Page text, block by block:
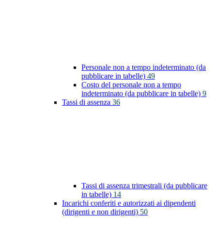
Personale non a tempo indeterminato (da
pubblicare in tabelle) 49
Costo del personale non a tempo
indeterminato (da pubblicare in tabelle) 9
Tassi di assenza 36
Tassi di assenza trimestrali (da pubblicare
in tabelle) 14
Incarichi conferiti e autorizzati ai dipendenti
(dirigenti e non dirigenti) 50